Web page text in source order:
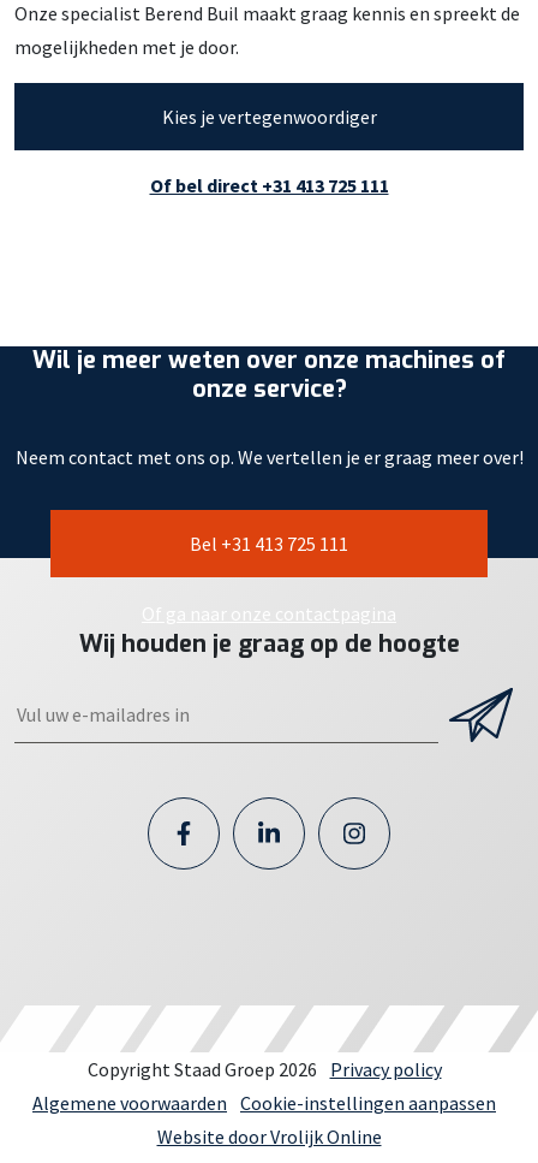
Onze specialist Berend Buil maakt graag kennis en spreekt de
mogelijkheden met je door.
Kies je vertegenwoordiger
Of bel direct +31 413 725 111
Wil je meer weten over onze machines of
onze service?
Neem contact met ons op. We vertellen je er graag meer over!
Bel +31 413 725 111
Of ga naar onze contactpagina
Wij houden je graag op de hoogte
Copyright Staad Groep 2026
Privacy policy
Algemene voorwaarden Cookie-instellingen aanpassen
Website door Vrolijk Online